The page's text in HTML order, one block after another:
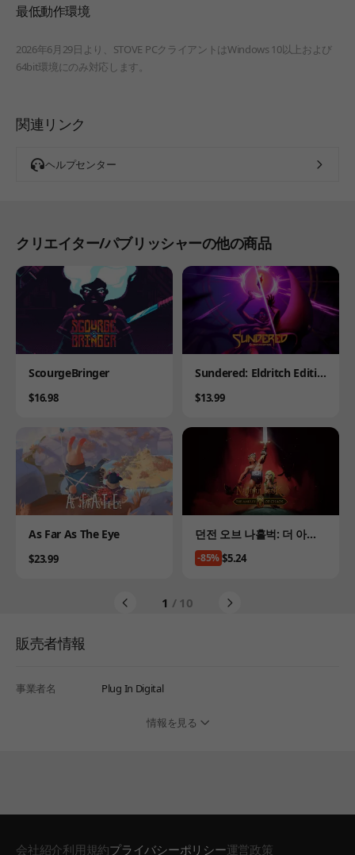
最低動作環境
2026年6月29日より、STOVE PCクライアントはWindows 10以上および
64bit環境にのみ対応します。
関連リンク
ヘルプセンター
クリエイター/パブリッシャーの他の商品
Product
ScourgeBringer
Price
$16.98
Product
Sundered: Eldritch Editio
Price
$13.99
Product
As Far As The Eye
Price
$23.99
Product
던전 오브 나흘벅: 더 아뮬
렛 오브 카오스
-85%Price
$5.24
1 / 10
販売者情報
事業者名 Plug In Digital
情報を見る
会社紹介利用規約プライバシーポリシー運営政策